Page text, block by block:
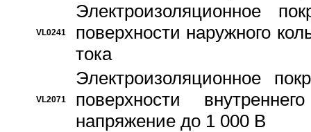
VL0241
Электроизоляционное
поверхности наружного
тока
VL2071
Электроизоляционное
поверхности
напряжение до 1 000 В